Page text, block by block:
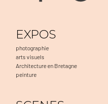
EXPOS
photographie
arts visuels
Architecture en Bretagne
peinture